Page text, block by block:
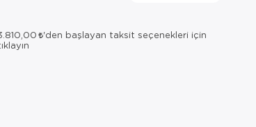
'den başlayan taksit seçenekleri için